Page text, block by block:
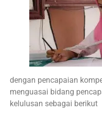
dengan pencapaian
menguasai bidang
kelulusan sebagai berikut